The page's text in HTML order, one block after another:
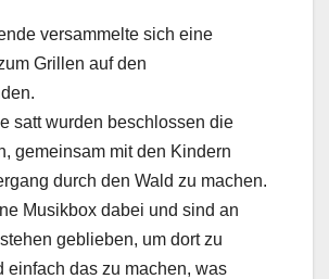
versammelte sich eine
Grillen auf den
satt wurden beschlossen die
gemeinsam mit den Kindern
durch den Wald zu machen.
Musikbox dabei und sind an
geblieben, um dort zu
einfach das zu machen, was